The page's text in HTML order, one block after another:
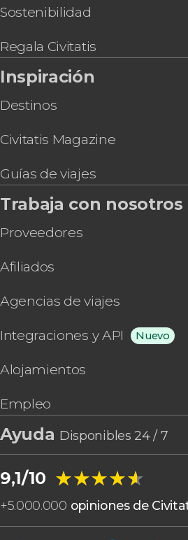
Packrafting en el río Olivia
Escondido
Tour del whisky por Tierra
Excursión en bicicleta de
Sostenibilidad
Regala Civitatis
Inspiración
Destinos
Civitatis Magazine
Guías de viajes
Trabaja con nosotros
Proveedores
Afiliados
Agencias de viajes
Integraciones y API Nuevo
Alojamientos
Empleo
Ayuda Disponibles 24 / 7
9,1/10 ★★★★★
★★★★★
+5.000.000 opiniones de